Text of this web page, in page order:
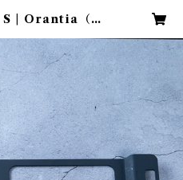
S | Orantia（オ